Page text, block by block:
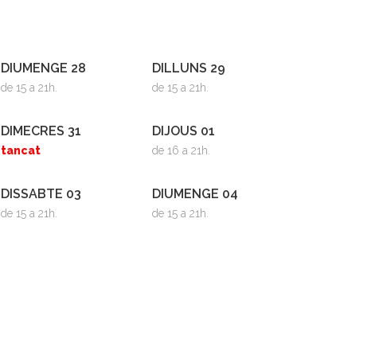
DIUMENGE 28
de 15 a 21h.
DILLUNS 29
de 15 a 21h.
DIMECRES 31
tancat
DIJOUS 01
de 16 a 21h.
DISSABTE 03
de 15 a 21h.
DIUMENGE 04
de 15 a 21h.